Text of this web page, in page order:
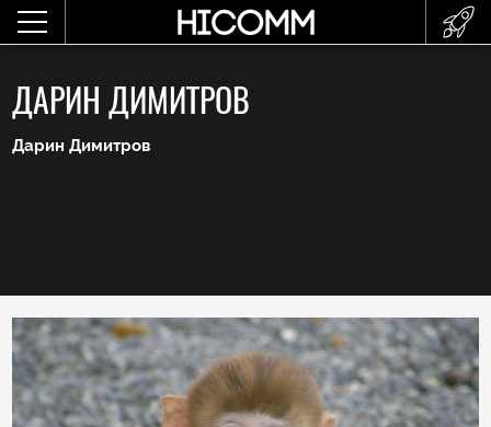
ДАРИН ДИМИТРОВ
Дарин Димитров